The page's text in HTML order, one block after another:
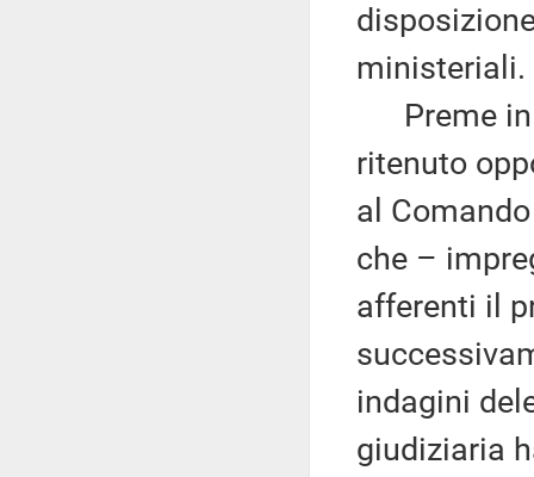
ministeriali.
Preme in
ritenuto
al
che –
afferenti il
indagini
giudiziaria